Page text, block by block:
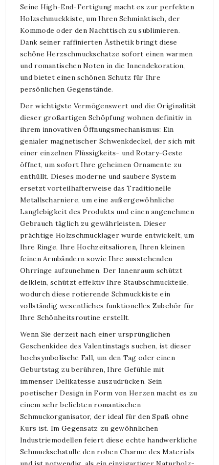
Seine High-End-Fertigung macht es zur perfekten
Holzschmuckkiste, um Ihren Schminktisch, der
Kommode oder den Nachttisch zu sublimieren.
Dank seiner raffinierten Ästhetik bringt diese
schöne Herzschmuckschatze sofort einen warmen
und romantischen Noten in die Innendekoration,
und bietet einen schönen Schutz für Ihre
persönlichen Gegenstände.
Der wichtigste Vermögenswert und die Originalität
dieser großartigen Schöpfung wohnen definitiv in
ihrem innovativen Öffnungsmechanismus: Ein
genialer magnetischer Schwenkdeckel, der sich mit
einer einzelnen Flüssigkeits- und Rotary-Geste
öffnet, um sofort Ihre geheimen Ornamente zu
enthüllt. Dieses moderne und saubere System
ersetzt vorteilhafterweise das Traditionelle
Metallscharniere, um eine außergewöhnliche
Langlebigkeit des Produkts und einen angenehmen
Gebrauch täglich zu gewährleisten. Dieser
prächtige Holzschmucklager wurde entwickelt, um
Ihre Ringe, Ihre Hochzeitsalioren, Ihren kleinen
feinen Armbändern sowie Ihre ausstehenden
Ohrringe aufzunehmen. Der Innenraum schützt
delklein, schützt effektiv Ihre Staubschmuckteile,
wodurch diese rotierende Schmuckkiste ein
vollständig wesentliches funktionelles Zubehör für
Ihre Schönheitsroutine erstellt.
Wenn Sie derzeit nach einer ursprünglichen
Geschenkidee des Valentinstags suchen, ist dieser
hochsymbolische Fall, um den Tag oder einen
Geburtstag zu berühren, Ihre Gefühle mit
immenser Delikatesse auszudrücken. Sein
poetischer Design in Form von Herzen macht es zu
einem sehr beliebten romantischen
Schmuckorganisator, der ideal für den Spaß ohne
Kurs ist. Im Gegensatz zu gewöhnlichen
Industriemodellen feiert diese echte handwerkliche
Schmuckschatulle den rohen Charme des Materials